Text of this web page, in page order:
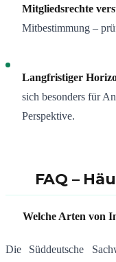
Mitgliedsrechte
Mitbestimmung –
Langfristiger
sich besonders für
Perspektive.
FAQ –
Welche Arten von
Die Süddeutsche